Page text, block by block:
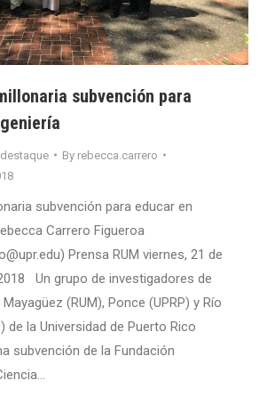
subvención para
By rebecca.carrero
subvención para educar en
Carrero Figueroa
Prensa RUM viernes, 21 de
Un grupo de investigadores de
(RUM), Ponce (UPRP) y Río
de la Universidad de Puerto Rico
subvención de la Fundación